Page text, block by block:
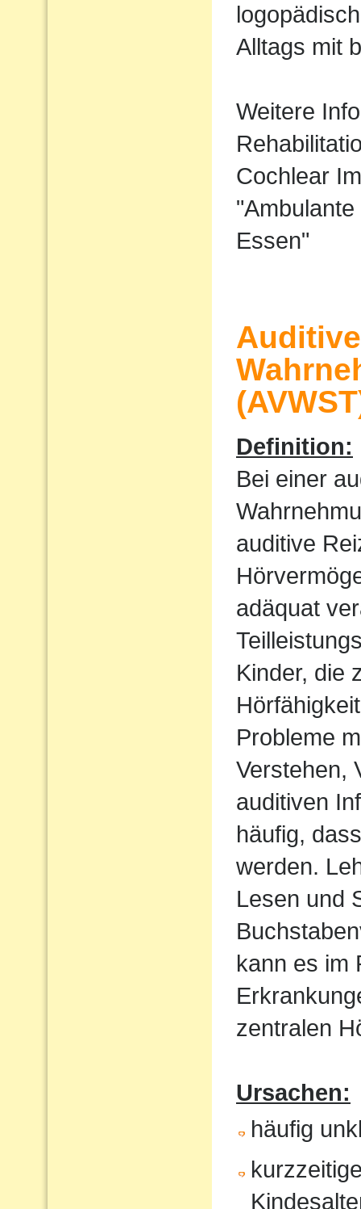
Alltags mit
Weitere
Cochlear
Essen"
Definition:
Bei einer
auditive
adäquat
Kinder, die
Probleme
Verstehen,
auditiven
häufig,
werden.
Lesen und
kann es im
zentralen
Ursachen:
häufig